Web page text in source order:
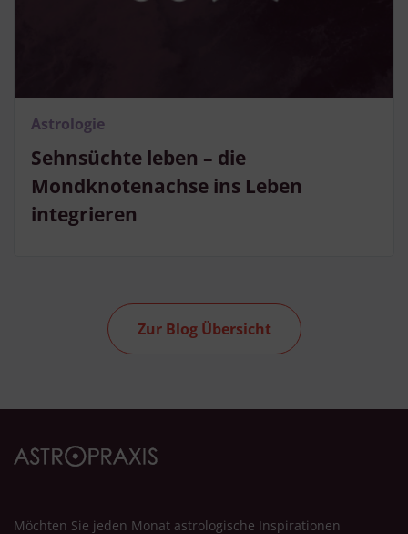
Sehnsüchte leben – die
Mondknotenachse ins Leben
integrieren
Astrologie
Zur Blog Übersicht
Möchten Sie jeden Monat astrologische Inspirationen